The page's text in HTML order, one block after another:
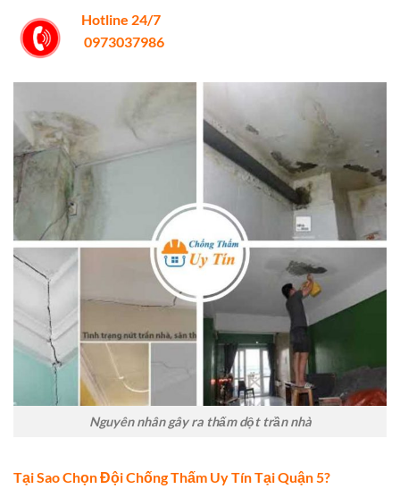
Hotline 24/7
0973037986
Nguyên nhân gây ra thấm dột trần nhà
Tại Sao Chọn Đội Chống Thấm Uy Tín Tại Quận 5?